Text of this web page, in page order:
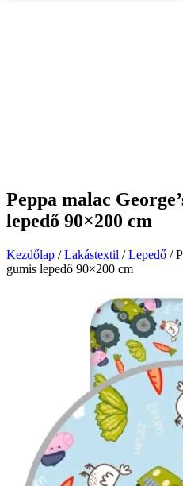
Peppa malac
lepedő 90×200 cm
Kezdőlap /Lakástextil /Lepedő /
gumis lepedő 90×200 cm